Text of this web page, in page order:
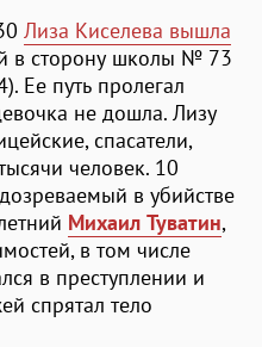
Лиза Киселева вышла
в сторону школы № 73
Ее путь пролегал
не дошла. Лизу
спасатели,
человек. 10
в убийстве
Михаил Туватин,
в том числе
в преступлении и
спрятал тело